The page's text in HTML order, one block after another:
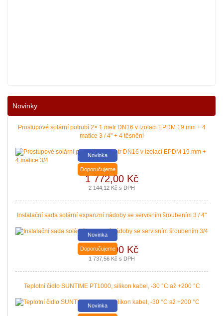
Nové podmínky dotací na nové solární systémy, tepelná čerpadla a
Nová zelená úsporám a Kotlíkové dotace snadno s PROPULS SOLAR.
Novinky
Prostupové solární potrubí 2× 1 metr DN16 v izolaci EPDM 19 mm + 4
matice 3 / 4" + 4 těsnění
Novinka
Doporučujeme
1 772,00 Kč
2 144,12 Kč s DPH
Instalační sada solární expanzní nádoby se servisním šroubením 3 / 4"
Novinka
Doporučujeme
1 436,00 Kč
1 737,56 Kč s DPH
Teplotní čidlo SUNTIME PT1000, silikon kabel, -30 °C až +200 °C
Novinka